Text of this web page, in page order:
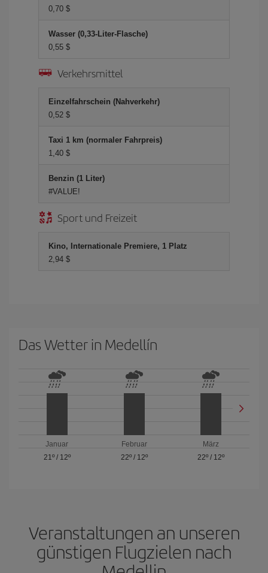
0,70 $
Wasser (0,33-Liter-Flasche)
0,55 $
Verkehrsmittel
Einzelfahrschein (Nahverkehr)
0,52 $
Taxi 1 km (normaler Fahrpreis)
1,40 $
Benzin (1 Liter)
#VALUE!
Sport und Freizeit
Kino, Internationale Premiere, 1 Platz
2,94 $
Das Wetter in Medellín
Januar
21º/ 12º
Februar
22º/ 12º
März
22º / 12º
Veranstaltungen an unseren
günstigen Flugzielen nach